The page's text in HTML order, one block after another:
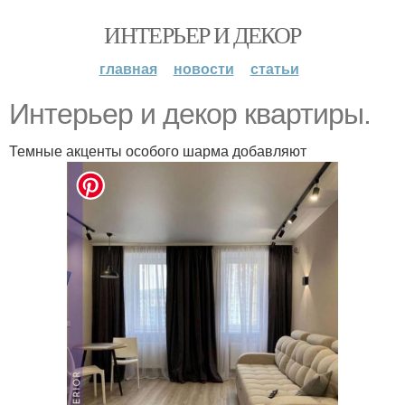
ИНТЕРЬЕР И ДЕКОР
главная новости статьи
Интерьер и декор квартиры.
Темные акценты особого шарма добавляют